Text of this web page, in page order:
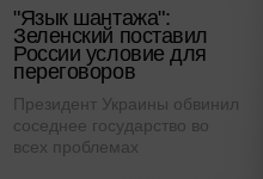
"Язык шантажа":
Зеленский поставил
России условие для
переговоров
Президент Украины обвинил
соседнее государство во
всех проблемах